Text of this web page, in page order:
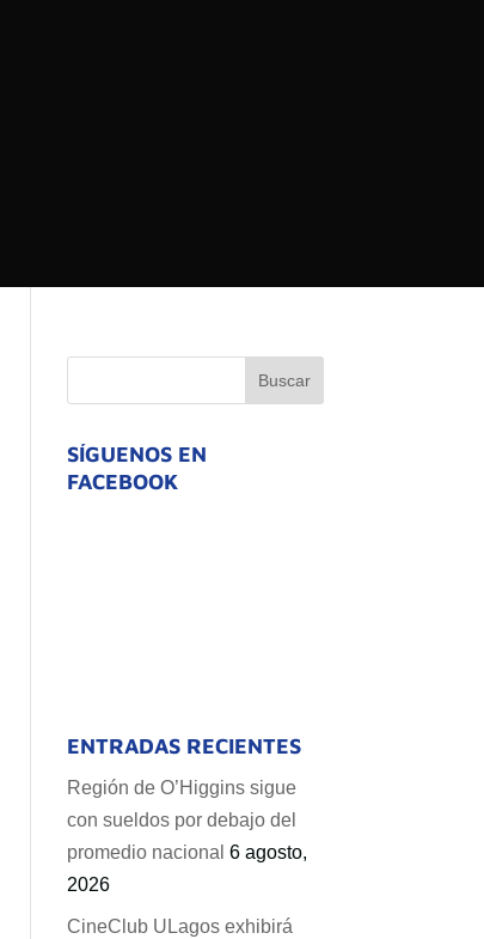
SÍGUENOS EN
FACEBOOK
ENTRADAS RECIENTES
Región de O’Higgins sigue
con sueldos por debajo del
promedio nacional 6 agosto,
2026
CineClub ULagos exhibirá